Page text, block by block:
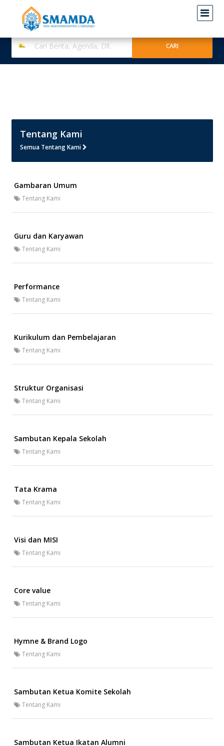
Tentang Kami
Semua Tentang Kami
Gambaran Umum
Tentang Kami
Guru dan Karyawan
Tentang Kami
Performance
Tentang Kami
Kurikulum dan Pembelajaran
Tentang Kami
Struktur Organisasi
Tentang Kami
Sambutan Kepala Sekolah
Tentang Kami
Tata Krama
Tentang Kami
Visi dan MISI
Tentang Kami
Core value
Tentang Kami
Hymne & Brand Logo
Tentang Kami
Sambutan Ketua Komite Sekolah
Tentang Kami
Sambutan Ketua Ikatan Alumni